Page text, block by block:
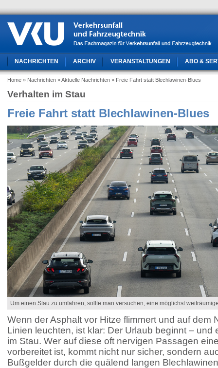
NACHRICHTEN ARCHIV VERANSTALTUNGEN ABO &
Home » Nachrichten » Aktuelle Nachrichten » Freie Fahrt statt Blechlawinen-Blues
Verhalten im Stau
Freie Fahrt statt Blechlawinen-Blues
Um einen Stau zu umfahren, sollte man versuchen, eine möglichst
Wenn der Asphalt vor Hitze flimmert und auf dem
Linien leuchten, ist klar: Der Urlaub beginnt – und
im Stau. Wer auf diese oft nervigen Passagen
vorbereitet ist, kommt nicht nur sicher, sondern
Bußgelder durch die quälend langen